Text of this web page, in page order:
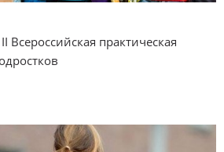
Всероссийская практическая